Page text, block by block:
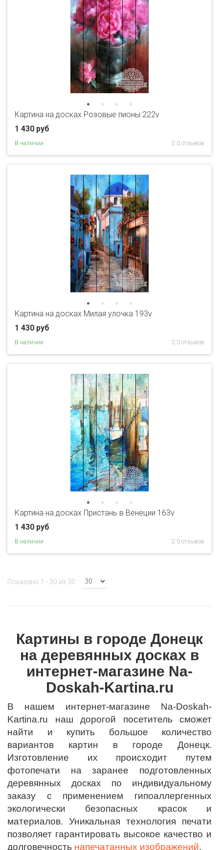
Картина на досках Розовые пионы 222v
1 430 руб
В наличии 0 отзывов
Картина на досках Милая улочка 193v
1 430 руб
В наличии 0 отзывов
Картина на досках Пристань в Венеции 163v
1 430 руб
В наличии 0 отзывов
Показано 1 - 30 из 30
Картины в городе Донецк
на деревянных досках в
интернет-магазине Na-
Doskah-Kartina.ru
В нашем интернет-магазине Na-Doskah-
Kartina.ru наш дорогой посетитель сможет
найти и купить большое количество
вариантов картин в городе Донецк.
Изготовление их происходит путем
фотопечати на заранее подготовленных
деревянных досках по индивидуальному
заказу с применением гипоаллергенных
экологически безопасных красок и
материалов. Уникальная технология печати
позволяет гарантировать высокое качество и
долговечность напечатанных изображений.